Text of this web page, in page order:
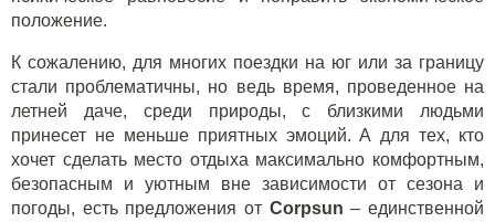
положение.
К сожалению, для многих поездки на юг или за границу
стали проблематичны, но ведь время, проведенное на
летней даче, среди природы, с близкими людьми
принесет не меньше приятных эмоций. А для тех, кто
хочет сделать место отдыха максимально комфортным,
безопасным и уютным вне зависимости от сезона и
погоды, есть предложения от Corpsun – единственной